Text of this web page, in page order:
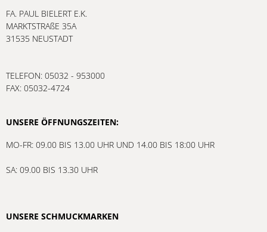
FA. PAUL BIELERT E.K.
MARKTSTRAßE 35A
31535 NEUSTADT
TELEFON: 05032 - 953000
FAX: 05032-4724
UNSERE ÖFFNUNGSZEITEN:
MO-FR: 09.00 BIS 13.00 UHR UND 14.00 BIS 18:00 UHR
SA: 09.00 BIS 13.30 UHR
UNSERE SCHMUCKMARKEN